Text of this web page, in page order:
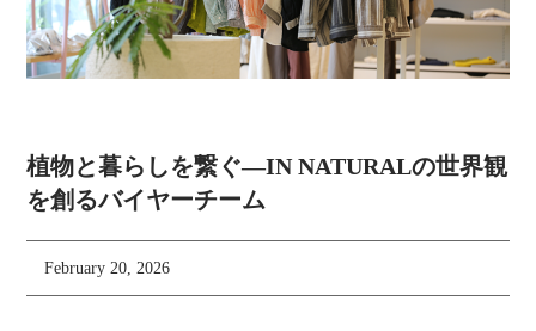
植物と暮らしを繋ぐ―IN NATURALの世界観
を創るバイヤーチーム
February 20, 2026